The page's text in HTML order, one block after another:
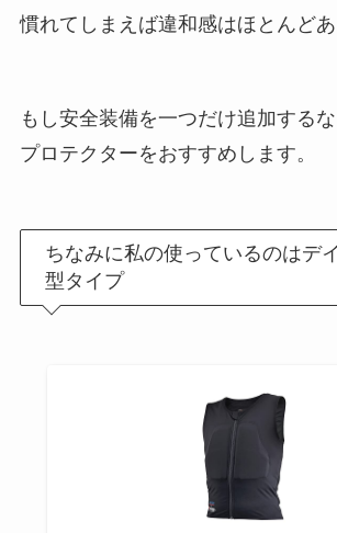
慣れてしまえば違和感はほとんどあ
もし安全装備を一つだけ追加する
プロテクターをおすすめします。
ちなみに私の使っているのはデ
型タイプ